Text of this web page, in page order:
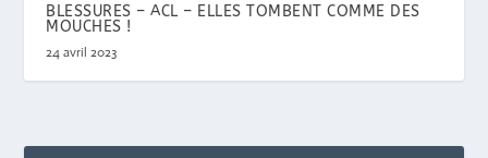
BLESSURES – ACL – ELLES TOMBENT COMME DES
MOUCHES !
24 avril 2023